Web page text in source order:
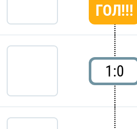
ГОЛ!!!
1:0